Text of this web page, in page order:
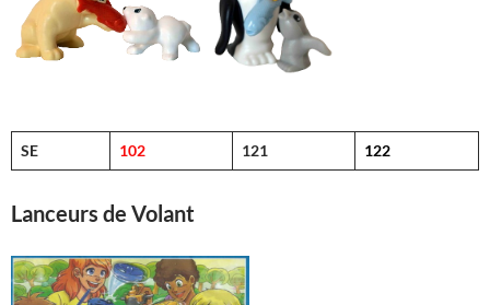
SE 102 121 122
Lanceurs de Volant